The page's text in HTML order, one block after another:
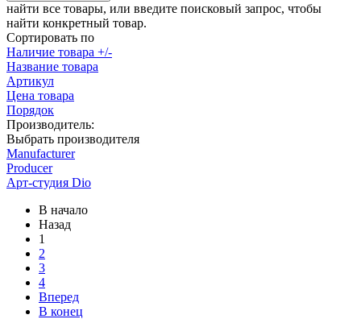
найти все товары, или введите поисковый запрос, чтобы
найти конкретный товар.
Сортировать по
Наличие товара +/-
Название товара
Артикул
Цена товара
Порядок
Производитель:
Выбрать производителя
Manufacturer
Producer
Арт-студия Dio
В начало
Назад
1
2
3
4
Вперед
В конец